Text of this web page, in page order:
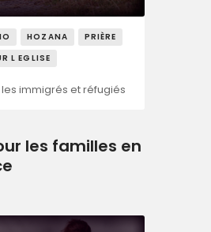
HOZANA
PRIÈRE
L EGLISE
les immigrés et réfugiés
les familles en